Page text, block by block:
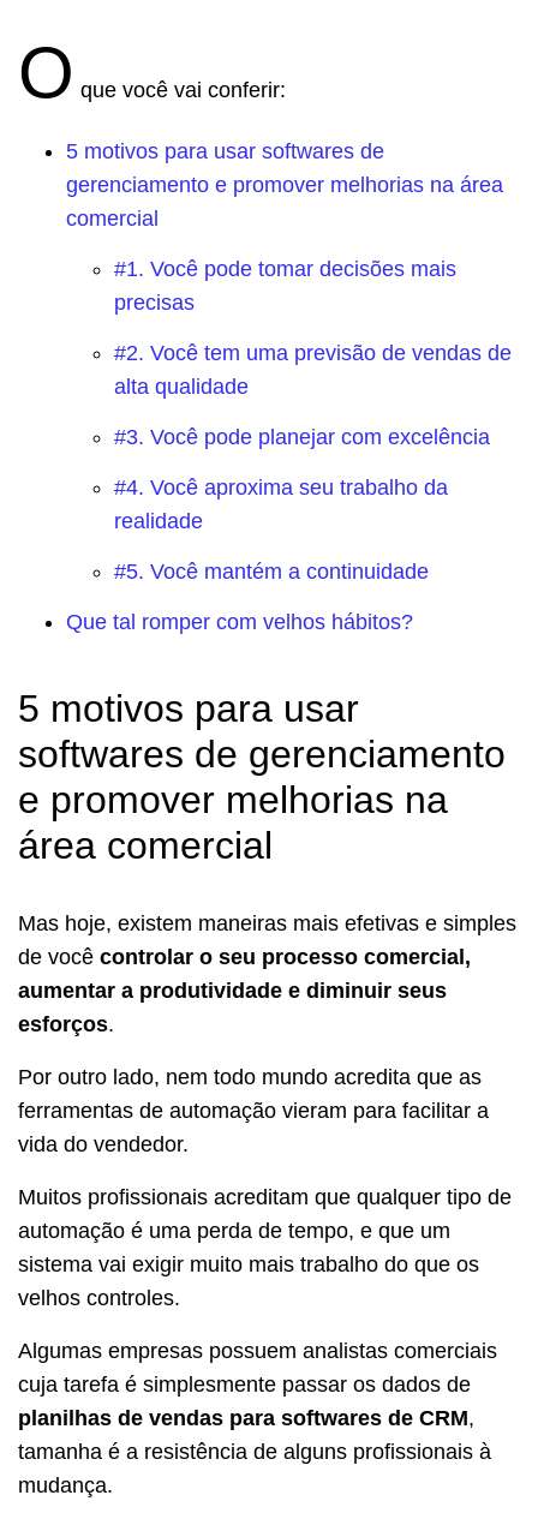
O que você vai conferir:
5 motivos para usar softwares de
gerenciamento e promover melhorias na área
comercial
#1. Você pode tomar decisões mais
precisas
#2. Você tem uma previsão de vendas de
alta qualidade
#3. Você pode planejar com excelência
#4. Você aproxima seu trabalho da
realidade
#5. Você mantém a continuidade
Que tal romper com velhos hábitos?
5 motivos para usar
softwares de gerenciamento
e promover melhorias na
área comercial
Mas hoje, existem maneiras mais efetivas e simples
de você controlar o seu processo comercial,
aumentar a produtividade e diminuir seus
esforços.
Por outro lado, nem todo mundo acredita que as
ferramentas de automação vieram para facilitar a
vida do vendedor.
Muitos profissionais acreditam que qualquer tipo de
automação é uma perda de tempo, e que um
sistema vai exigir muito mais trabalho do que os
velhos controles.
Algumas empresas possuem analistas comerciais
cuja tarefa é simplesmente passar os dados de
planilhas de vendas para softwares de CRM,
tamanha é a resistência de alguns profissionais à
mudança.